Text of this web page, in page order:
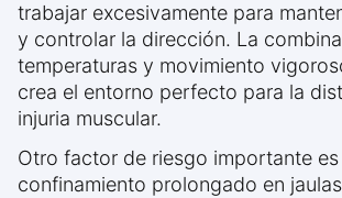
trabajar excesivamente para
y controlar la dirección. La
temperaturas y movimiento
crea el entorno perfecto para la
injuria muscular.
Otro factor de riesgo importante es
confinamiento prolongado en